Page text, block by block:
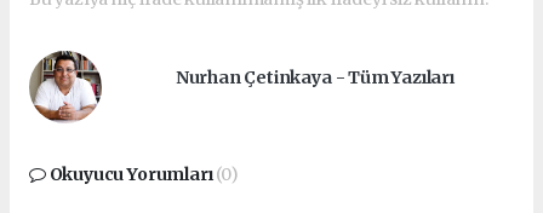
Nurhan Çetinkaya - Tüm Yazıları
Okuyucu Yorumları(0)